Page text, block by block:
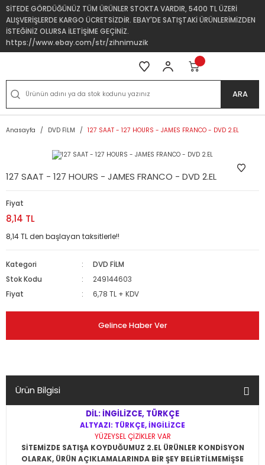
SİTEDE GÖRDÜĞÜNÜZ TÜM ÜRÜNLER STOKTA VARDIR, 5400 TL ÜZERİ
ALIŞVERİŞLERDE KARGO ÜCRETSİZDİR. EBAY'DE SATIŞTAKİ ÜRÜNLERİMİZDEN
İSTEĞİNİZ OLURSA İLETİŞİME GEÇİNİZ.
https://www.ebay.com/str/zihnimuzik
ARA
Anasayfa DVD FİLM 127 SAAT - 127 HOURS - JAMES FRANCO - DVD 2.EL
127 SAAT - 127 HOURS - JAMES FRANCO - DVD 2.EL
Fiyat
8,14 TL
8,14 TL den başlayan taksitlerle!!
Kategori
DVD FİLM
Stok Kodu
249144603
Fiyat
6,78 TL + KDV
Gelince Haber Ver
Ürün Bilgisi
DİL: İNGİLİZCE, TÜRKÇE
ALTYAZI: TÜRKÇE, İNGİLİZCE
YÜZEYSEL ÇİZİKLER VAR
SİTEMİZDE SATIŞA KOYDUĞUMUZ 2.EL ÜRÜNLER KONDİSYON
OLARAK, ÜRÜN AÇIKLAMALARINDA BİR ŞEY BELİRTİLMEMİŞSE